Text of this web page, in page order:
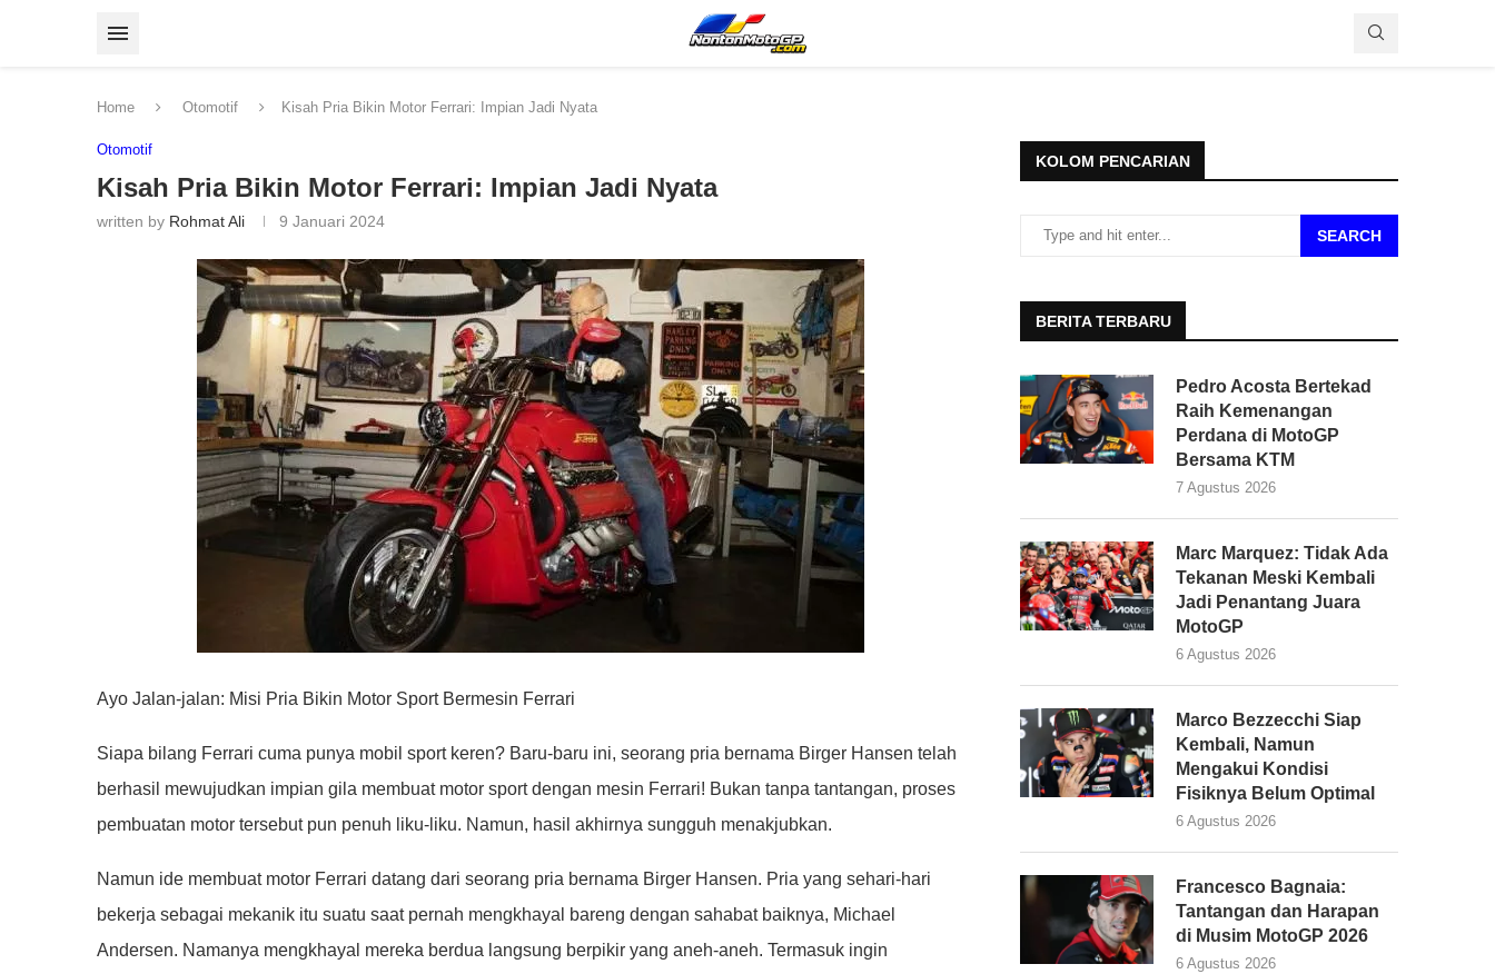
Home Otomotif Kisah Pria Bikin Motor Ferrari: Impian Jadi Nyata
Otomotif
Kisah Pria Bikin Motor Ferrari: Impian Jadi Nyata
written by Rohmat Ali 9 Januari 2024
Ayo Jalan-jalan: Misi Pria Bikin Motor Sport Bermesin Ferrari
Siapa bilang Ferrari cuma punya mobil sport keren? Baru-baru ini, seorang pria bernama Birger Hansen telah
berhasil mewujudkan impian gila membuat motor sport dengan mesin Ferrari! Bukan tanpa tantangan, proses
pembuatan motor tersebut pun penuh liku-liku. Namun, hasil akhirnya sungguh menakjubkan.
Namun ide membuat motor Ferrari datang dari seorang pria bernama Birger Hansen. Pria yang sehari-hari
bekerja sebagai mekanik itu suatu saat pernah mengkhayal bareng dengan sahabat baiknya, Michael
Andersen. Namanya mengkhayal mereka berdua langsung berpikir yang aneh-aneh. Termasuk ingin
KOLOM PENCARIAN
SEARCH
BERITA TERBARU
Pedro Acosta Bertekad
Raih Kemenangan
Perdana di MotoGP
Bersama KTM
7 Agustus 2026
Marc Marquez: Tidak Ada
Tekanan Meski Kembali
Jadi Penantang Juara
MotoGP
6 Agustus 2026
Marco Bezzecchi Siap
Kembali, Namun
Mengakui Kondisi
Fisiknya Belum Optimal
6 Agustus 2026
Francesco Bagnaia:
Tantangan dan Harapan
di Musim MotoGP 2026
6 Agustus 2026